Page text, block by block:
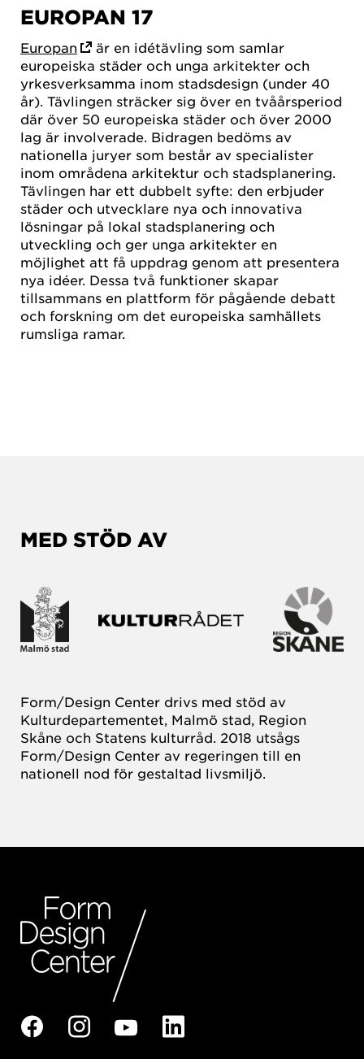
EUROPAN 17
Europan
är en idétävling som samlar
europeiska städer och unga arkitekter och
yrkesverksamma inom stadsdesign (under 40
år). Tävlingen sträcker sig över en tvåårsperiod
där över 50 europeiska städer och över 2000
lag är involverade. Bidragen bedöms av
nationella juryer som består av specialister
inom områdena arkitektur och stadsplanering.
Tävlingen har ett dubbelt syfte: den erbjuder
städer och utvecklare nya och innovativa
lösningar på lokal stadsplanering och
utveckling och ger unga arkitekter en
möjlighet att få uppdrag genom att presentera
nya idéer. Dessa två funktioner skapar
tillsammans en plattform för pågående debatt
och forskning om det europeiska samhällets
rumsliga ramar.
MED STÖD AV
Form/Design Center drivs med stöd av
Kulturdepartementet, Malmö stad, Region
Skåne och Statens kulturråd. 2018 utsågs
Form/Design Center av regeringen till en
nationell nod för gestaltad livsmiljö.